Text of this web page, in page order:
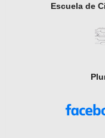
Escuela de